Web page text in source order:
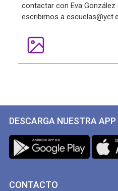
contactar con Eva González
escribirnos a
DESCARGA NUESTRA APP
CONTACTO